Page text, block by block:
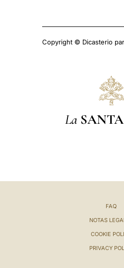
Copyright © Dicasterio
La
FAQ
NOTAS
COOKIE
PRIVACY